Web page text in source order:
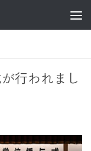
行われまし